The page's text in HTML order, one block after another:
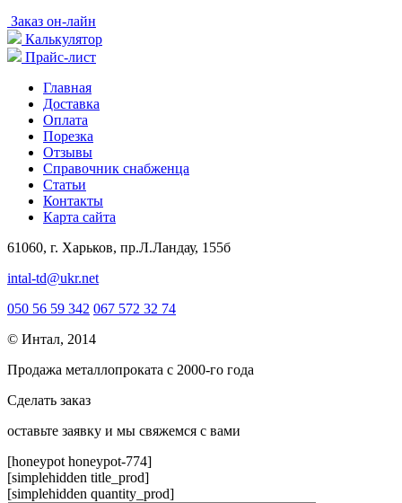
Заказ он-лайн
Калькулятор
Прайс-лист
Главная
Доставка
Оплата
Порезка
Отзывы
Справочник снабженца
Статьи
Контакты
Карта сайта
61060, г. Харьков, пр.Л.Ландау, 155б
intal-td@ukr.net
050 56 59 342 067 572 32 74
© Интал, 2014
Продажа металлопроката с 2000-го года
Сделать заказ
оcтавьте заявку и мы свяжемся с вами
[honeypot honeypot-774]
[simplehidden title_prod]
[simplehidden quantity_prod]